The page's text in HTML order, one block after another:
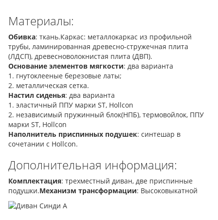
Материалы:
Обивка: ткань.Каркас: металлокаркас из профильной
трубы, ламинированная древесно-стружечная плита
(ЛДСП), древесноволокнистая плита (ДВП).
Основание элементов мягкости: два варианта
1. гнутоклееные березовые латы;
2. металлическая сетка.
Настил сиденья: два варианта
1. эластичный ППУ марки ST, Hollcon
2. независимый пружинный блок(НПБ), термовойлок, ППУ
марки ST, Hollcon
Наполнитель приспинных подушек: синтешар в
сочетании с Hollcon.
Дополнительная информация:
Комплектация: трехместный диван, две приспинные
подушки.Механизм трансформации: Высоковыкатной